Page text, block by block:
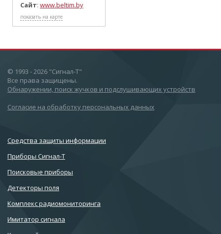
Сайт: www.beltim.by
показать на карте
© 1993 - 2026 "Сигнал-Т"
Все права защищены.
Обнаружении, поиск жучков и подслушивающих устройств
Согласие на обработку персональных данных
Cредства защиты информации
Приборы Сигнал-Т
Поисковые приборы
Детекторы поля
Комплекс радиомониторинга
Имитатор сигнала